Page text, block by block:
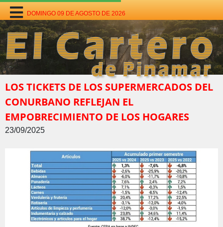
DOMINGO 09 DE AGOSTO DE 2026
LOS TICKETS DE LOS SUPERMERCADOS DEL
CONURBANO REFLEJAN EL
EMPOBRECIMIENTO DE LOS HOGARES
23/09/2025